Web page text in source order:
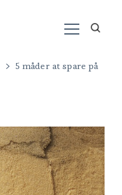
5 måder at spare på